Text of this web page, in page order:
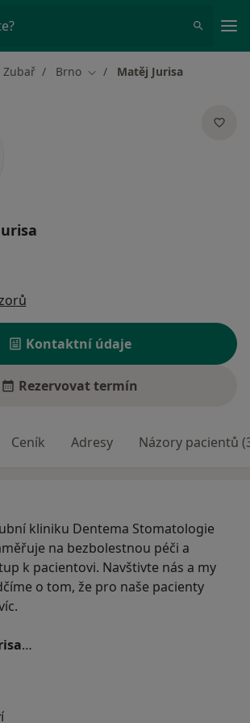
Zubař Brno Změna města
Matěj Jurisa
Kontaktní údaje
Rezervovat termín
Ceník Adresy Názory pacientů
kliniku Dentema Stomatologie
na bezbolestnou péči a
k pacientovi. Navštivte nás a my
o tom, že pro naše pacienty
Dentema Stomatologie s.r.o.
preventivní stomatologie
klubu ČR